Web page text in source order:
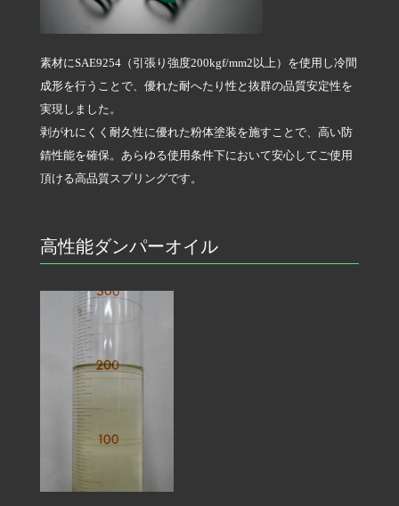
素材にSAE9254（引張り強度200kgf/mm2 以上）を使用し冷間
成形を行うことで、優れた耐へたり性と抜群の品質安定性を
実現しました。
剥がれにくく耐久性に優れた粉体塗装を施すことで、高い防
錆性能を確保。あらゆる使用条件下において安心してご使用
頂ける高品質スプリングです。
高性能ダンパーオイル